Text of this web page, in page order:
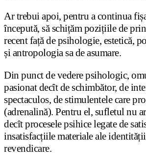
Ar trebui apoi, pentru a continua
începută, să schițăm pozițiile de
recent față de psihologie, estetică,
și antropologia sa de asumare.
Din punct de vedere psihologic,
pasionat decît de schimbător, de
spectaculos, de stimulentele care
(adrenalină). Pentru el, sufletul nu
decît procesele psihice legate de
insatisfacțiile materiale ale
revendicare.